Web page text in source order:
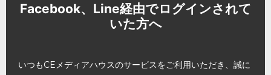
Facebook、Line経由でログインされて
いた方へ
いつもCEメディアハウスのサービスをご利用いただき、誠に